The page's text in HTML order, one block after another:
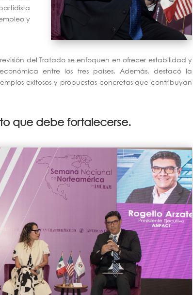
y
del Tratado se enfoquen en ofrecer estabilidad y
entre los tres países. Además, destacó la
exitosos y propuestas concretas que contribuyan
que debe fortalecerse.